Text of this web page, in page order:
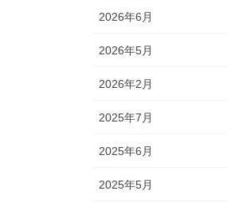
2026年6月
2026年5月
2026年2月
2025年7月
2025年6月
2025年5月